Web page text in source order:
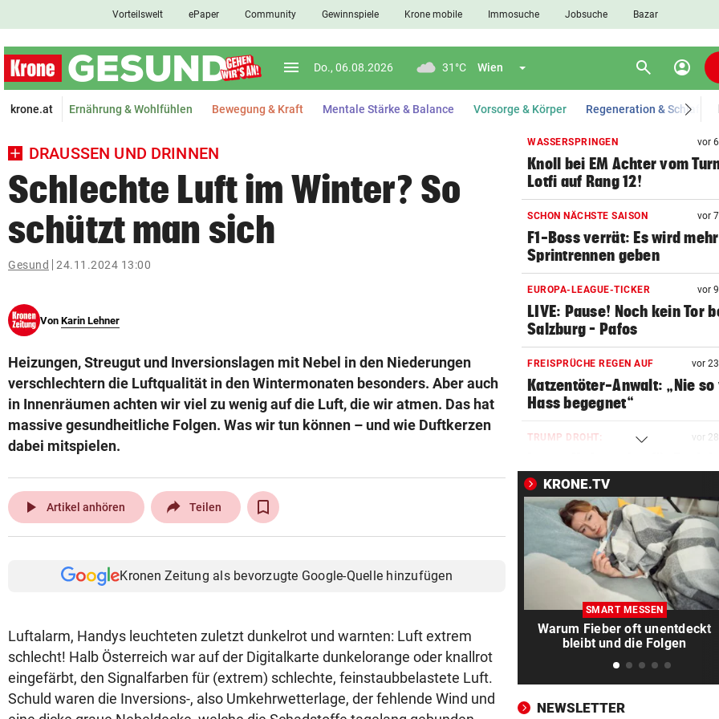
closeSchließen
Abonnieren
pin_drop
Wien arrow_right
bookmark Merkliste
Suchbegriff
© Krone Multimedia GmbH & Co KG 2026
Muthgasse 2, 1190 Wien
Vorteilswelt ePaper Community Gewinnspiele Krone mobile Immosuche Jobsuche Bazar
menu Menü aufklappen
Do., 06.08.2026 31°C Wien Menü aufklappen search Suchen
account_circle
krone.at Ernährung & Wohlfühlen Bewegung & Kraft Mentale Stärke & Balance Vorsorge & Körper Regeneration & Schlaf
DRAUSSEN UND DRINNEN
Schlechte Luft im Winter? So
schützt man sich
Gesund 24.11.2024 13:00
Von Karin Lehner
Heizungen, Streugut und Inversionslagen mit Nebel in den Niederungen
verschlechtern die Luftqualität in den Wintermonaten besonders. Aber auch
in Innenräumen achten wir viel zu wenig auf die Luft, die wir atmen. Das hat
massive gesundheitliche Folgen. Was wir tun können – und wie Duftkerzen
dabei mitspielen.
play_arrow Artikel anhören Teilen
Kronen Zeitung als bevorzugte Google-Quelle hinzufügen
Luftalarm, Handys leuchteten zuletzt dunkelrot und warnten: Luft extrem
schlecht! Halb Österreich war auf der Digitalkarte dunkelorange oder knallrot
eingefärbt, den Signalfarben für (extrem) schlechte, feinstaubbelastete Luft.
Schuld waren die Inversions-, also Umkehrwetterlage, der fehlende Wind und
WASSERSPRINGEN vor
Knoll bei EM Achter vom
Lotfi auf Rang 12!
SCHON NÄCHSTE SAISON vor
F1-Boss verrät: Es wird mehr
Sprintrennen geben
EUROPA-LEAGUE-TICKER vor
LIVE: Pause! Noch kein Tor
Salzburg – Pafos
FREISPRÜCHE REGEN AUF vor
Katzentöter-Anwalt: „Nie
Hass begegnet“
TRUMP DROHT: vor
über Waffenengpässe
CONFERENCE LEAGUE vor
Sieg! Austria stößt die Tür
Play-off weit auf
MITTEN IN HITZEWELLE vor
Irre! Salzburg – Pafos wegen
Sintflut unterbrochen
Reusser vor Ventoux-Etappe
weiter im Gelben Trikot
KRONE.TV
SMART MESSEN
Warum Fieber oft unentdeckt
bleibt und die Folgen
NEWSLETTER